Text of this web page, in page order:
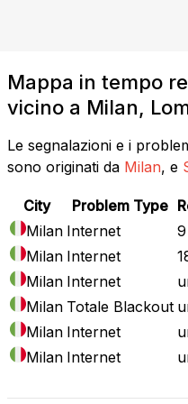
Mappa in tempo
vicino a Milan,
Le segnalazioni e i
sono originati da Milan, e
City Problem Type
Milan Internet
Milan Internet
Milan Internet
Milan Totale Blackout
Milan Internet
Milan Internet